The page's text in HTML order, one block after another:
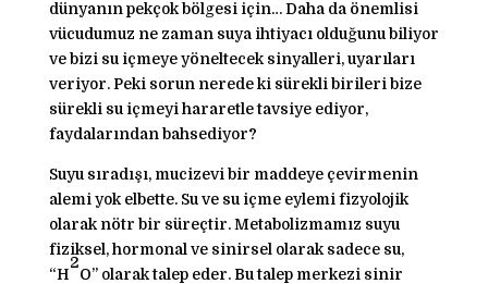
dünyanın pekçok bölgesi için… Daha da önemlisi
vücudumuz ne zaman suya ihtiyacı olduğunu biliyor
ve bizi su içmeye yöneltecek sinyalleri, uyarıları
veriyor. Peki sorun nerede ki sürekli birileri bize
sürekli su içmeyi hararetle tavsiye ediyor,
faydalarından bahsediyor?
Suyu sıradışı, mucizevi bir maddeye çevirmenin
alemi yok elbette. Su ve su içme eylemi fizyolojik
olarak nötr bir süreçtir. Metabolizmamız suyu
fiziksel, hormonal ve sinirsel olarak sadece su,
“H
2
O” olarak talep eder. Bu talep merkezi sinir